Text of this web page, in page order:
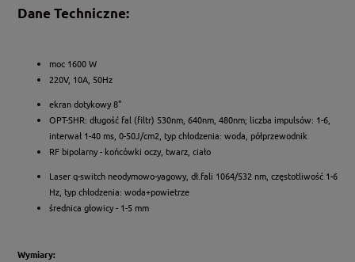
Dane Techniczne:
moc 1600 W
220V, 10A, 50Hz
ekran dotykowy 8"
OPT-SHR: długość fal (filtr) 530nm, 640nm, 480nm; liczba impulsów: 1-6,
interwał 1-40 ms, 0-50J/cm2, typ chłodzenia: woda, półprzewodnik
RF bipolarny - końcówki oczy, twarz, ciało
Laser q-switch neodymowo-yagowy, dł.fali 1064/532 nm, częstotliwość 1-6
Hz, typ chłodzenia: woda+powietrze
średnica głowicy - 1-5 mm
Wymiary: